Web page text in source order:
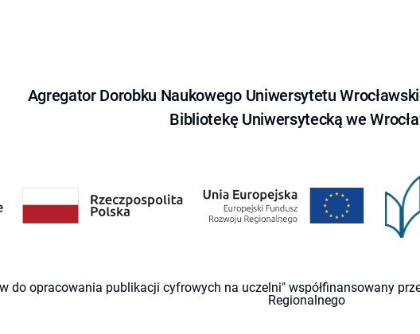
Agregator Dorobku Naukowego Uniwersytetu
Bibliotekę Uniwersytecką we
do opracowania publikacji cyfrowych na uczelni" współfinansowany
Regionalnego